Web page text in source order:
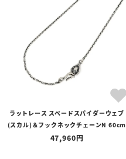
ラットレース スペードスパイダーウェブ
(スカル)＆フックネックチェーンN 60cm
47,960